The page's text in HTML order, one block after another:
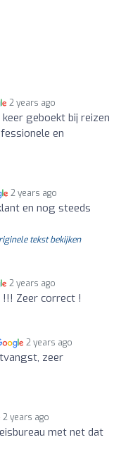
2 years ago
geboekt bij reizen
en
2 years ago
en nog steeds
tekst bekijken
2 years ago
!!! Zeer correct !
2 years ago
zeer
2 years ago
met net dat